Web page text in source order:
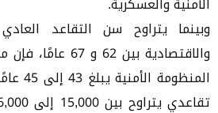
وبينما يتراوح سن التقاعد
والاقتصادية بين